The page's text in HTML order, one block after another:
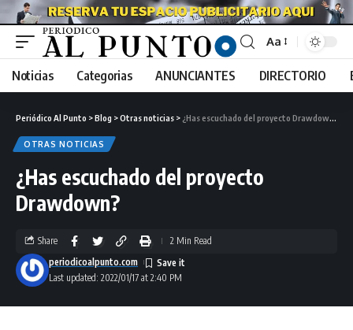
Aa
Noticias Categorias ANUNCIANTES DIRECTORIO
Periódico Al Punto >Blog >Otras noticias > ¿Has escuchado del proyecto Drawdown?
OTRAS NOTICIAS
¿Has escuchado del proyecto
Drawdown?
Last updated: 2022/01/17 at 2:40 PM
periodicoalpunto.com
Share 2 Min Read